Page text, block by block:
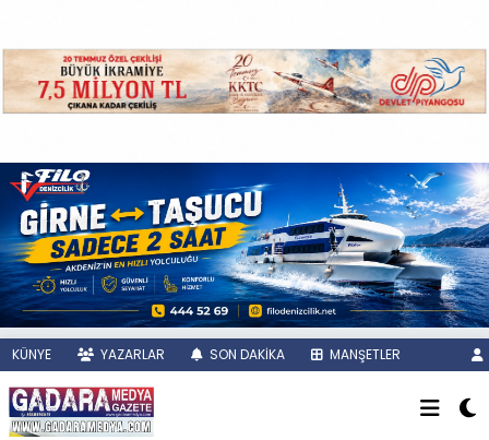
KÜNYE YAZARLAR SON DAKİKA MANŞETLER